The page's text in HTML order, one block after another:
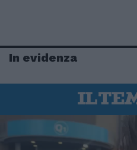
In evidenza